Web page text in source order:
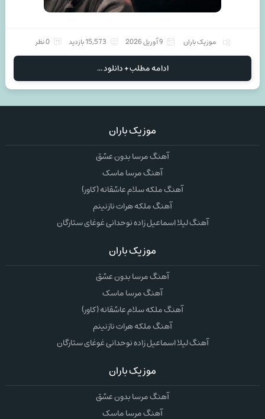
موزیک باران 9 آوریل 2026 15,573 بازدید 0 نظر
ادامه مطلب + دانلود ...
موزیک باران
آهنگ مرسا بدون عشق
آهنگ مرسا ماسک
آهنگ ملکه سلام عاشقانه (کاور)
آهنگ ملکه هرات نازنینم
آهنگ لیلا اسماعیل زاده نوحدانی غوغای ستارگان
موزیک باران
آهنگ مرسا بدون عشق
آهنگ مرسا ماسک
آهنگ ملکه سلام عاشقانه (کاور)
آهنگ ملکه هرات نازنینم
آهنگ لیلا اسماعیل زاده نوحدانی غوغای ستارگان
موزیک باران
آهنگ مرسا بدون عشق
آهنگ مرسا ماسک